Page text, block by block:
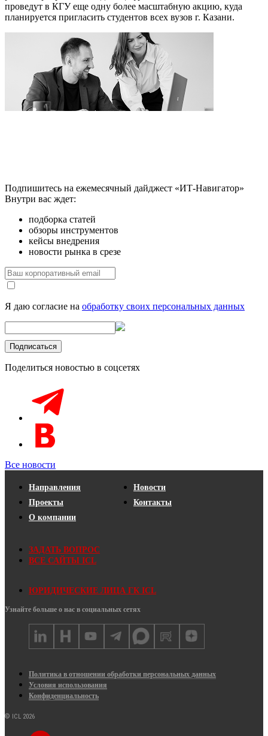
проведут в КГУ еще одну более масштабную акцию, куда
планируется пригласить студентов всех вузов г. Казани.
Подпишитесь на ежемесячный дайджест «ИТ-Навигатор»
Внутри вас ждет:
подборка статей
обзоры инструментов
кейсы внедрения
новости рынка в срезе
Я даю согласие на обработку своих персональных данных
Поделиться новостью в соцсетях
Все новости
Направления
Проекты
О компании
Новости
Контакты
ЗАДАТЬ ВОПРОС
ВСЕ САЙТЫ ICL
ЮРИДИЧЕСКИЕ ЛИЦА ГК ICL
Узнайте больше о нас в социальных сетях
Политика в отношении обработки персональных данных
Условия использования
Конфиденциальность
© ICL 2026